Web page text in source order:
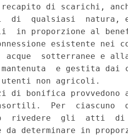
di scarichi,
di  qualsiasi
in proporzione al
esistente nei
sotterranee e
e gestita dai
utenti non agricoli.
di bonifica provvedono
Per  ciascuno
rivedere  gli  atti  di
da determinare in